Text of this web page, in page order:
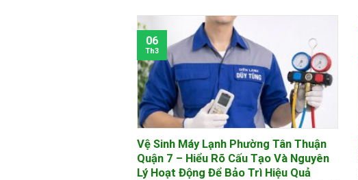
Vệ Sinh Máy Lạnh Phường Tân Thuận
Quận 7 – Hiểu Rõ Cấu Tạo Và Nguyên
Lý Hoạt Động Để Bảo Trì Hiệu Quả
06
Th3